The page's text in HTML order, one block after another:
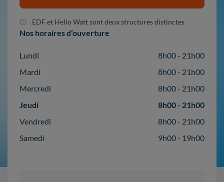
EDF et Hello Watt sont deux structures distinctes
Nos horaires d’ouverture
Lundi
8h00 - 21h00
Mardi
8h00 - 21h00
Mercredi
8h00 - 21h00
Jeudi
8h00 - 21h00
Vendredi
8h00 - 21h00
Samedi
9h00 - 19h00